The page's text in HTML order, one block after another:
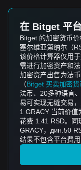
在 Bitget 平
Bitget 的加密货币
塞尔维亚第纳尔（
该价格计算器仅用
需进行加密资产和
加密资产出售为法
（Bitget 买卖加密
法币、20多种语言
易可实现无缝交易，
1 GRACY 当前价值
花费 1.41 RSD。同
GRACY，дин.50
结果不包含平台费用